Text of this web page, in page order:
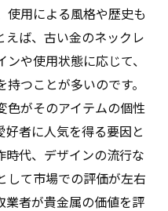
使用による風格や歴史も
えば、古い金のネックレ
や使用状態に応じて、
つことが多いのです。
色がそのアイテムの個性
好者に人気を得る要因と
時代、デザインの流行な
して市場での評価が左右
業者が貴金属の価値を評